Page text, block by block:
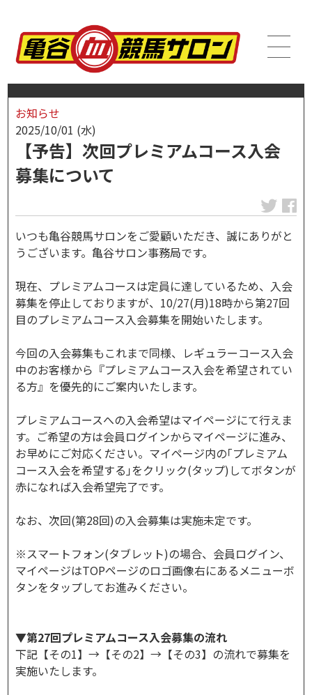
お知らせ
2025/10/01 (水)
【予告】次回プレミアムコース入会
募集について
いつも亀谷競馬サロンをご愛顧いただき、誠にありがと
うございます。亀谷サロン事務局です。
現在、プレミアムコースは定員に達しているため、入会
募集を停止しておりますが、10/27(月)18時から第27回
目のプレミアムコース入会募集を開始いたします。
今回の入会募集もこれまで同様、レギュラーコース入会
中のお客様から『プレミアムコース入会を希望されてい
る方』を優先的にご案内いたします。
プレミアムコースへの入会希望はマイページにて行えま
す。ご希望の方は会員ログインからマイページに進み、
お早めにご対応ください。マイページ内の｢プレミアム
コース入会を希望する｣をクリック(タップ)してボタンが
赤になれば入会希望完了です。
なお、次回(第28回)の入会募集は実施未定です。
※スマートフォン(タブレット)の場合、会員ログイン、
マイページはTOPページのロゴ画像右にあるメニューボ
タンをタップしてお進みください。
▼第27回プレミアムコース入会募集の流れ
下記【その1】→【その2】→【その3】の流れで募集を
実施いたします。